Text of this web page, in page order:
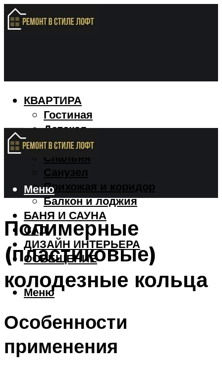
КВАРТИРА
Гостиная
Детская
Кухня
Спальня
Санузел
Прихожая и коридор
Балкон и лоджия
БАНЯ И САУНА
САД
ДИЗАЙН ИНТЕРЬЕРА
ОСВЕЩЕНИЕ
Меню
Меню
Полимерные
(пластиковые)
колодезные кольца
Особенности
применения